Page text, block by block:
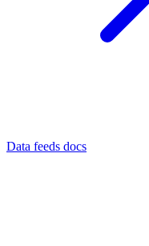
Data feeds docs